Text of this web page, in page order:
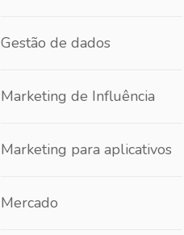
Gestão de dados
Marketing de Influência
Marketing para aplicativos
Mercado